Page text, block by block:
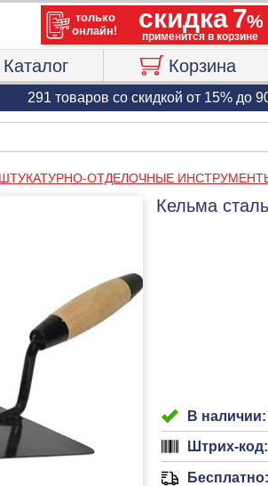
Каталог Корзина
291 товаров со скидкой от 15% до
ШТУКАТУРНО-ОТДЕЛОЧНЫЕ
Кельма
В наличии:
Штрих-код:
Бесплатно: